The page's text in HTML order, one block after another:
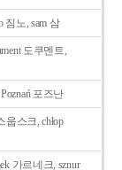
짐노, sam 삼
도쿠멘트,
포즈난
웁스크, chłop
가르네크, sznur